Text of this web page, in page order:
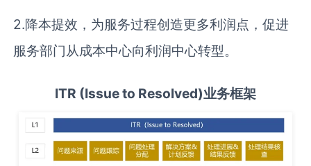
2.降本提效，为服务过程创造更多利润点，促进
服务部门从成本中心向利润中心转型。
ITR (Issue to Resolved)业务框架